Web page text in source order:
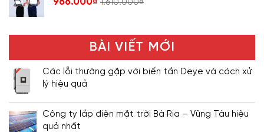
1.610.000₫
BÀI VIẾT MỚI
Các lỗi thường gặp với biến tần Deye và cách xử
lý hiệu quả
Công ty lắp điện mặt trời Bà Rịa – Vũng Tàu hiệu
quả nhất